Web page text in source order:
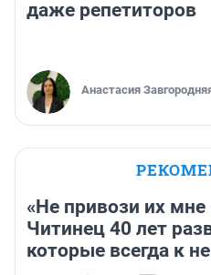
даже репетиторов
Анастасия
«Не привози их мне
Читинец 40 лет
которые всегда к